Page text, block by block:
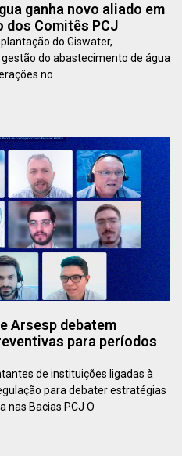
ganha novo aliado em
dos Comitês PCJ
do Giswater,
do abastecimento de água
no
Arsesp debatem
para períodos
de instituições ligadas à
para debater estratégias
nas Bacias PCJ O